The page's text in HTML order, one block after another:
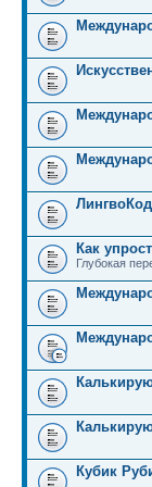
Как
Глубокая
Кубик